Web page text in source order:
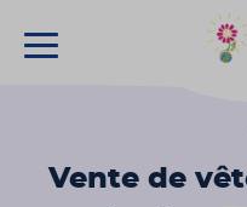
Vente de